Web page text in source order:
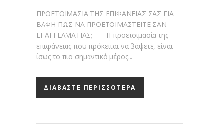
ΠΡΟΕΤΟΙΜΑΣΙΑ ΤΗΣ ΕΠΙΦΑΝΕΙΑΣ ΣΑΣ ΓΙΑ
ΒΑΦΗ ΠΩΣ ΝΑ ΠΡΟΕΤΟΙΜΑΣΤΕΙΤΕ ΣΑΝ
ΕΠΑΓΓΕΛΜΑΤΙΑΣ; Η προετοιμασία της
επιφάνειας που πρόκειται να βάψετε, είναι
ίσως το πιο σημαντικό μέρος...
ΔΙΑΒΑΣΤΕ ΠΕΡΙΣΣΟΤΕΡΑ